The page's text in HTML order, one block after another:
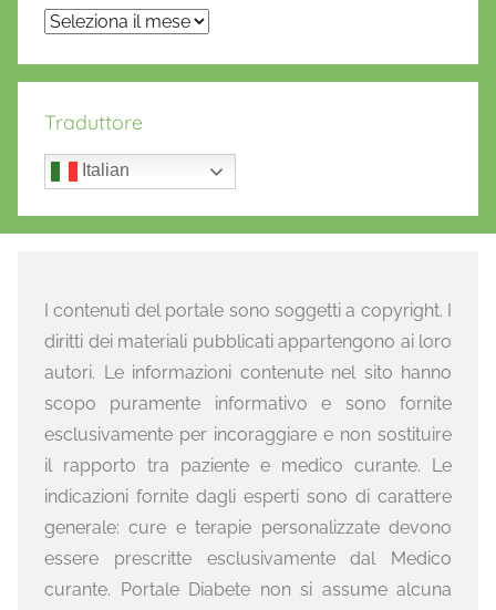
Archivi
Traduttore
Italian
I contenuti del portale sono soggetti a copyright. I
diritti dei materiali pubblicati appartengono ai loro
autori. Le informazioni contenute nel sito hanno
scopo puramente informativo e sono fornite
esclusivamente per incoraggiare e non sostituire
il rapporto tra paziente e medico curante. Le
indicazioni fornite dagli esperti sono di carattere
generale: cure e terapie personalizzate devono
essere prescritte esclusivamente dal Medico
curante. Portale Diabete non si assume alcuna